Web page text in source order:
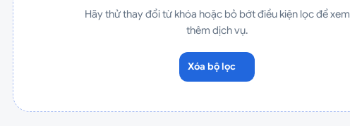
Hãy thử thay đổi từ khóa hoặc bỏ bớt điều kiện lọc để xem
thêm dịch vụ.
Xóa bộ lọc